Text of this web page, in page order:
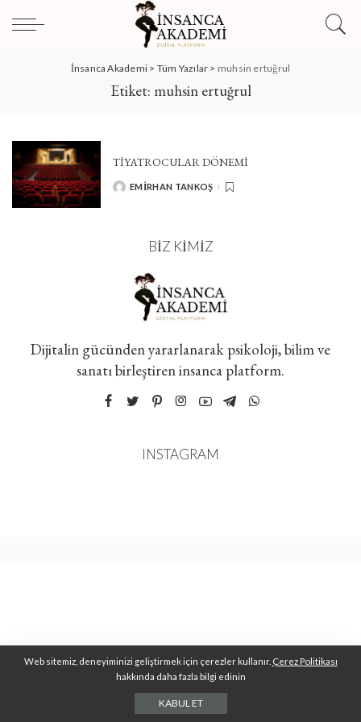
İnsanca Akademi > Tüm Yazılar > muhsin ertuğrul
Etiket: muhsin ertuğrul
TİYATROCULAR DÖNEMİ
POSTED
EMIRHAN TANKOŞ
BIZ KIMIZ
Dijitalin gücünden yararlanarak psikoloji, bilim ve
sanatı birleştiren insanca platform.
INSTAGRAM
Web sitemiz, deneyiminizi geliştirmek için çerezler kullanır. Çerez Politikası
hakkında daha fazla bilgi edinin
KABUL ET